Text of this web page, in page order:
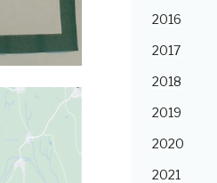
2016
2017
2018
2019
2020
2021